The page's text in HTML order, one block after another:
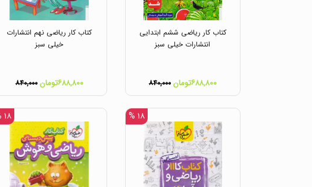
کتاب کار ریاضی ششم ابتدایی
انتشارات خیلی سبز
۶۸۸,۸۰۰تومان ۸۴۰,۰۰۰
کتاب کار ریاضی نهم انتشارات
خیلی سبز
۶۸۸,۸۰۰تومان ۸۴۰,۰۰۰
۱۸ % ۱۸ %